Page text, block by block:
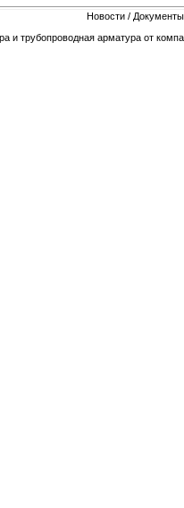
Новости / Документы
и трубопроводная арматура от